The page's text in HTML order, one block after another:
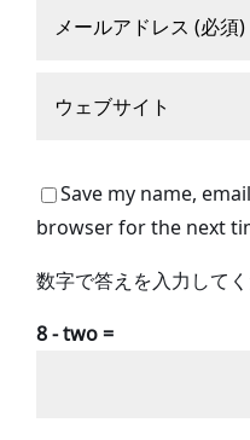
Save my name,
browser for the next
数字で答えを入力して
8 − two =